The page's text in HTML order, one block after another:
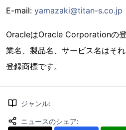
E-mail: yamazaki@titan-s.co.jp
OracleはOracle Corporationの
業名、製品名、サービス名はそ
登録商標です。
ジャンル:
ニュースのシェア: